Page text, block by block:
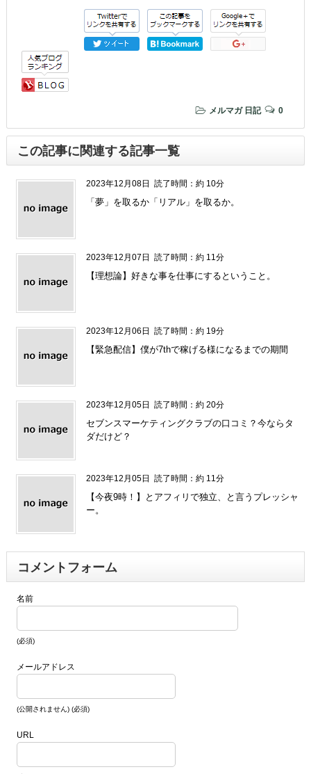
メルマガ 日記 0
この記事に関連する記事一覧
2023年12月08日 読了時間：約 10分
「夢」を取るか「リアル」を取るか。
2023年12月07日 読了時間：約 11分
【理想論】好きな事を仕事にするということ。
2023年12月06日 読了時間：約 19分
【緊急配信】僕が7thで稼げる様になるまでの期間
2023年12月05日 読了時間：約 20分
セブンスマーケティングクラブの口コミ？今ならタ
ダだけど？
2023年12月05日 読了時間：約 11分
【今夜9時！】とアフィリで独立、と言うプレッシャ
ー。
コメントフォーム
名前
(必須)
メールアドレス
(公開されません) (必須)
URL